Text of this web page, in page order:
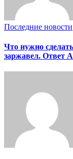
Последние новости
Что нужно
заржавел. Ответ